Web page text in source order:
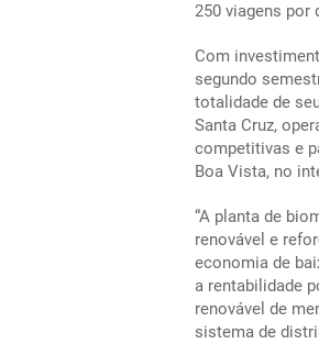
250 viagens por
Com
segundo
totalidade de
Santa Cruz,
competitivas e
Boa Vista, no
“A planta de
renovável e
economia de
a rentabilidade
renovável de
sistema de